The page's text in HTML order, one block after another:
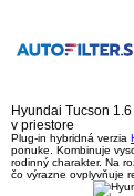
Hyundai Tucson
v priestore
Plug-in hybridná verzia
ponuke. Kombinuje
rodinný charakter. Na
čo výrazne ovplyvňuje